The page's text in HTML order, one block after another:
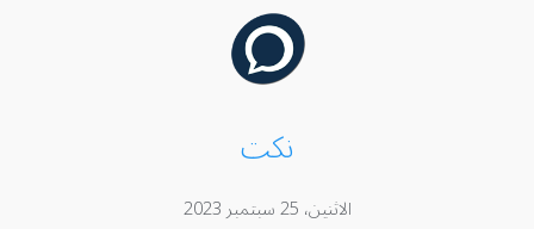
نكت
الاثنين، 25 سبتمبر 2023